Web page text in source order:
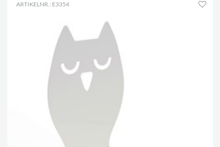
ARTIKELNR.: E3354